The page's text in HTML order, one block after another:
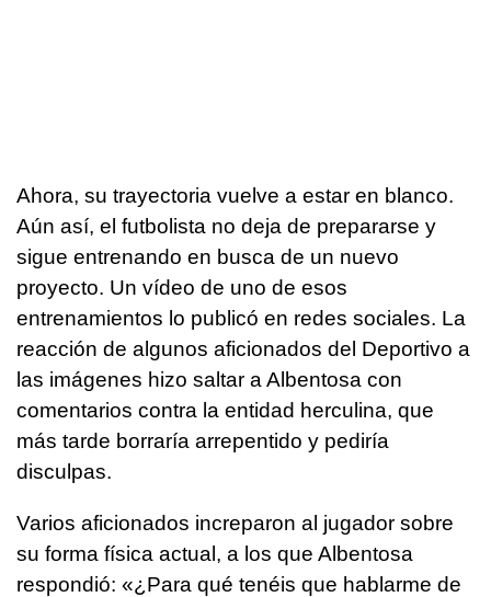
Ahora, su trayectoria vuelve a estar en blanco.
Aún así, el futbolista no deja de prepararse y
sigue entrenando en busca de un nuevo
proyecto. Un vídeo de uno de esos
entrenamientos lo publicó en redes sociales. La
reacción de algunos aficionados del Deportivo a
las imágenes hizo saltar a Albentosa con
comentarios contra la entidad herculina, que
más tarde borraría arrepentido y pediría
disculpas.
Varios aficionados increparon al jugador sobre
su forma física actual, a los que Albentosa
respondió: «¿Para qué tenéis que hablarme de